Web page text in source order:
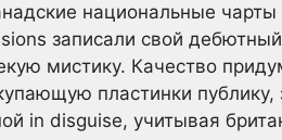
национальные
записали свой
мистику. Качество
пластинки
in disguise, учитывая